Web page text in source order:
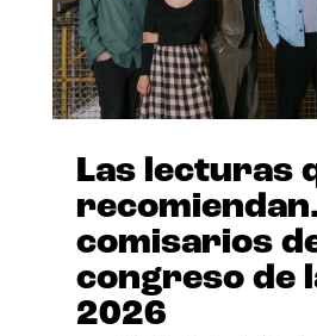
Las lecturas
comisarios
congreso de
2026